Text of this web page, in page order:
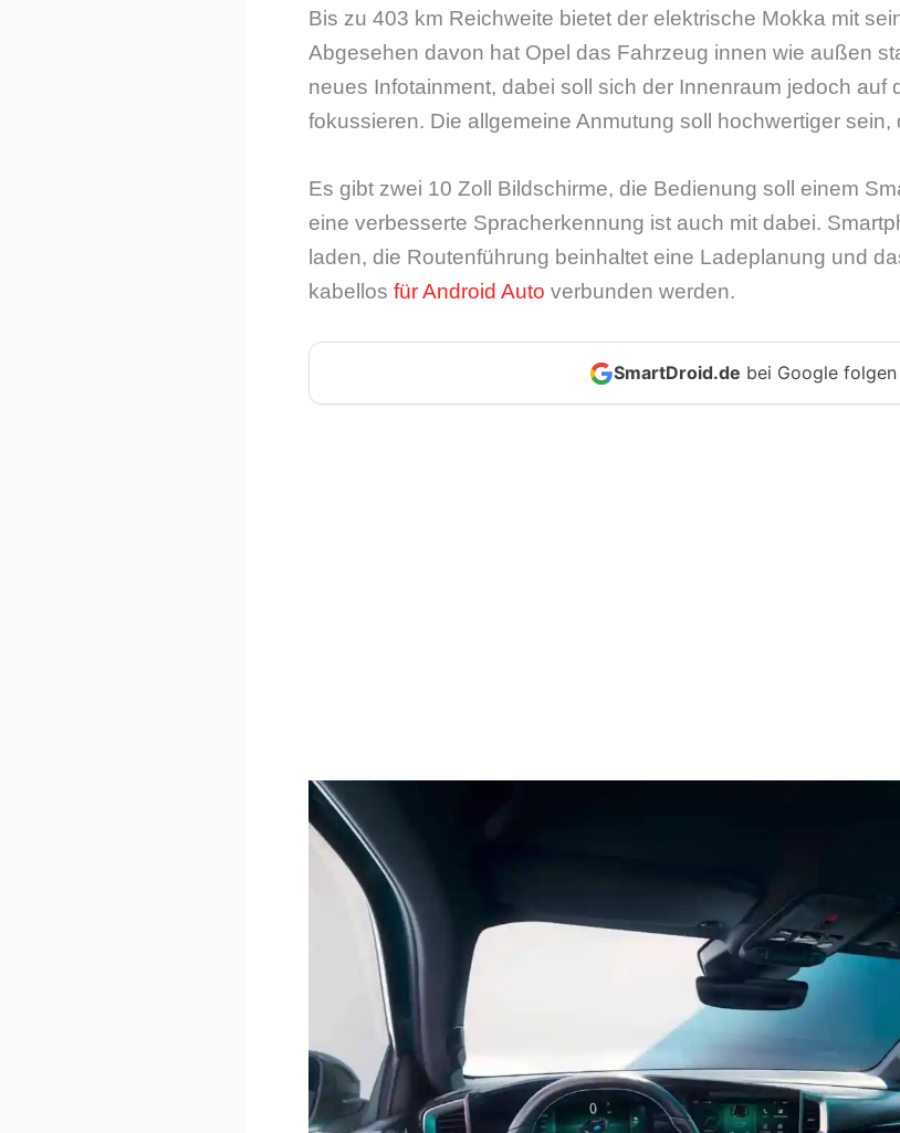
Bis zu 403 km Reichweite bietet der elektrische Mokka mit
Abgesehen davon hat Opel das Fahrzeug innen wie außen
neues Infotainment, dabei soll sich der Innenraum jedoch auf
fokussieren. Die allgemeine Anmutung soll hochwertiger
Es gibt zwei 10 Zoll Bildschirme, die Bedienung soll einem
eine verbesserte Spracherkennung ist auch mit dabei.
laden, die Routenführung beinhaltet eine Ladeplanung und
kabellos für Android Auto verbunden werden.
SmartDroid.de bei Google folgen